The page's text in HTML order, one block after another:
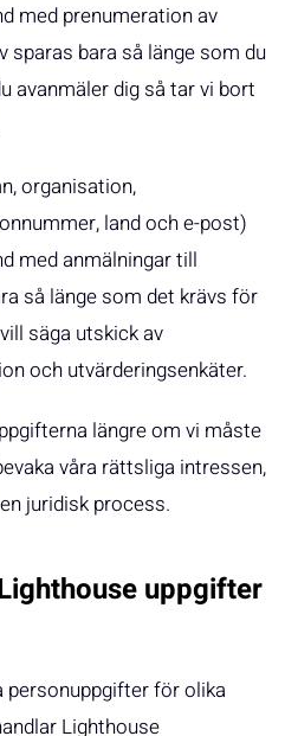
med prenumeration av
sparas bara så länge som du
avanmäler dig så tar vi bort
organisation,
land och e-post)
med anmälningar till
så länge som det krävs för
säga utskick av
och utvärderingsenkäter.
längre om vi måste
våra rättsliga intressen,
juridisk process.
uppgifter
personuppgifter för olika
Lighthouse